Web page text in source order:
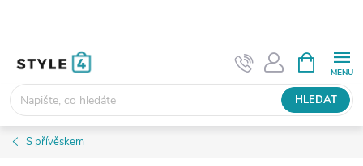
HLEDAT
NÁKUPNÍ
KOŠÍK
S přívěskem